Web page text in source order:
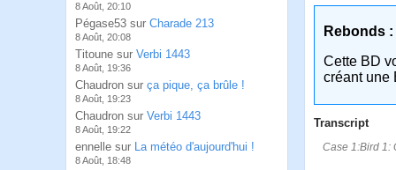
8 Août, 20:10
Pégase53 sur Charade 213
8 Août, 20:08
Titoune sur Verbi 1443
8 Août, 19:36
Chaudron sur ça pique, ça brûle !
8 Août, 19:23
Chaudron sur Verbi 1443
8 Août, 19:22
ennelle sur La météo d'aujourd'hui !
8 Août, 18:48
Rebonds :
Cette BD
créant une
Transcript
Case 1:Bird 1: